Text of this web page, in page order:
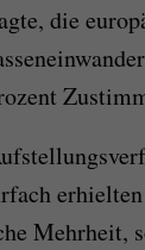
die
Mehrheit,